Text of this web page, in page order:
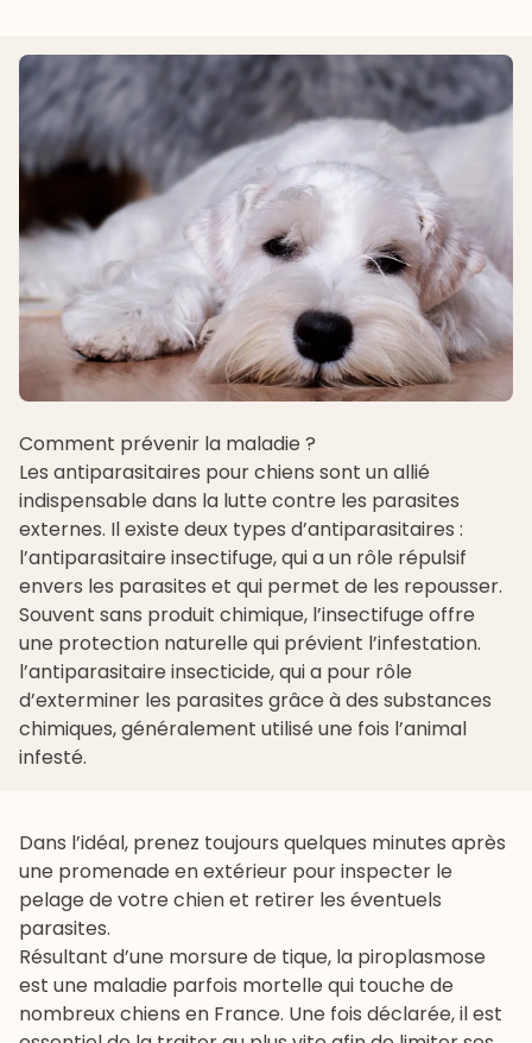
Comment prévenir la maladie ?
Les antiparasitaires pour chiens sont un allié
indispensable dans la lutte contre les parasites
externes. Il existe deux types d’antiparasitaires :
l’antiparasitaire insectifuge, qui a un rôle répulsif
envers les parasites et qui permet de les repousser.
Souvent sans produit chimique, l’insectifuge offre
une protection naturelle qui prévient l’infestation.
l’antiparasitaire insecticide, qui a pour rôle
d’exterminer les parasites grâce à des substances
chimiques, généralement utilisé une fois l’animal
infesté.
Dans l’idéal, prenez toujours quelques minutes après
une promenade en extérieur pour inspecter le
pelage de votre chien et retirer les éventuels
parasites.
Résultant d’une morsure de tique, la piroplasmose
est une maladie parfois mortelle qui touche de
nombreux chiens en France. Une fois déclarée, il est